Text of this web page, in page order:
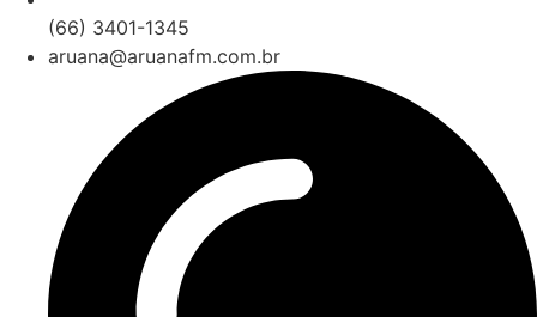
(66) 3401-1345
aruana@aruanafm.com.br